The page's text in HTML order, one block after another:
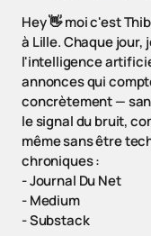
Hey 👋 moi c'est
à Lille. Chaque
l'intelligence
annonces qui
concrètement —
le signal du bruit,
même sans être
chroniques :
-Journal Du Net
-Medium
-Substack